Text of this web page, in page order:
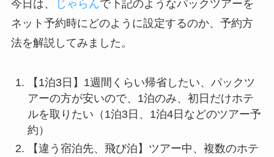
今日は、 じゃらんで下記のようなパックツアーを
ネット予約時にどのように設定するのか、予約方
法を解説してみました。
【1泊3日】1週間くらい帰省したい、パックツ
アーの方が安いので、1泊のみ、初日だけホテ
ルを取りたい（1泊3日、1泊4日などのツアー予
約）
【違う宿泊先、飛び泊】ツアー中、複数のホテ